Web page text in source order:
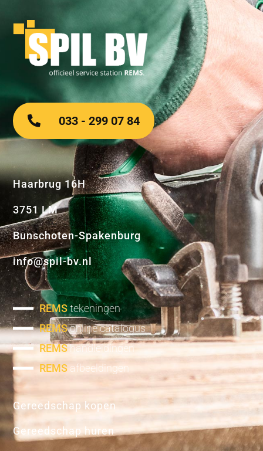
Haarbrug 16H
3751 LM
Bunschoten-Spakenburg
info@spil-bv.nl
REMStekeningen
REMSonline catalogus
REMShandleidingen
REMS afbeeldingen
Gereedschap kopen
Gereedschap huren
033 - 299 07 84